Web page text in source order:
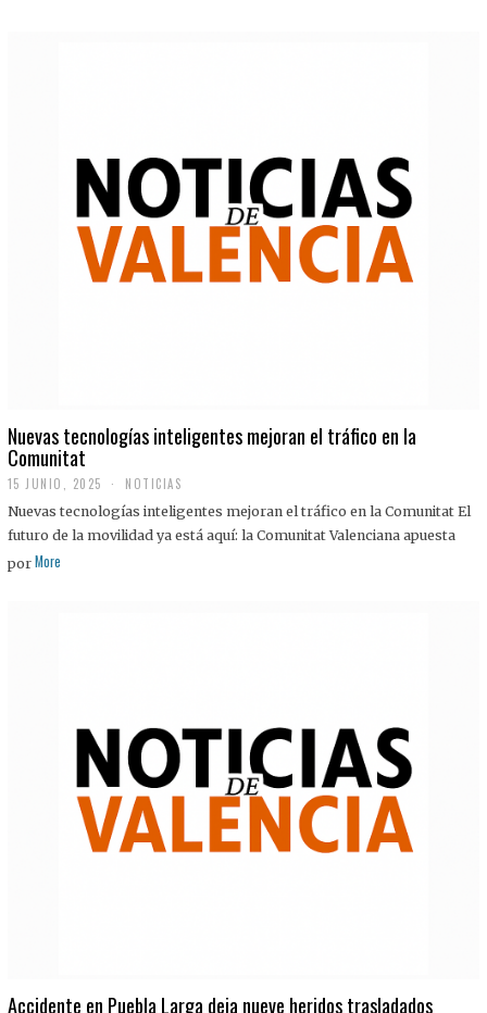
Nuevas tecnologías inteligentes mejoran el tráfico en la
Comunitat
15 JUNIO, 2025 NOTICIAS
Nuevas tecnologías inteligentes mejoran el tráfico en la Comunitat El
futuro de la movilidad ya está aquí: la Comunitat Valenciana apuesta
por More
Accidente en Puebla Larga deja nueve heridos trasladados